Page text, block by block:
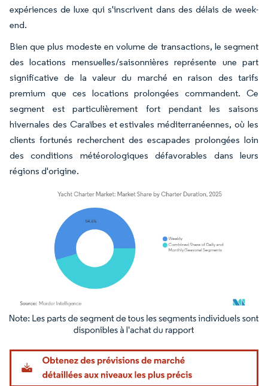
expériences de luxe qui s'inscrivent dans des délais de week-
end.
Bien que plus modeste en volume de transactions, le segment
des locations mensuelles/saisonnières représente une part
significative de la valeur du marché en raison des tarifs
premium que ces locations prolongées commandent. Ce
segment est particulièrement fort pendant les saisons
hivernales des Caraïbes et estivales méditerranéennes, où les
clients fortunés recherchent des escapades prolongées loin
des conditions météorologiques défavorables dans leurs
régions d'origine.
Image © Mordor Intelligence. La réutilisation nécessite une attribution sous CC BY